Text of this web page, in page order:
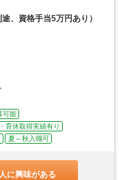
、資格手当5万円あり）
可能
育休取得実績有り
夏～秋入職可
に興味がある